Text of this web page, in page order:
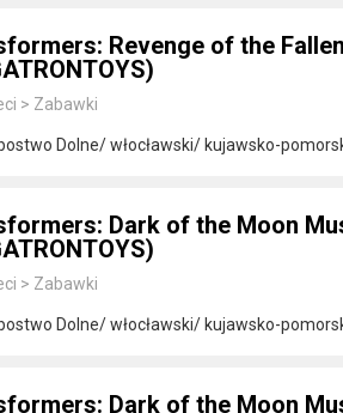
Revenge of the
> Zabawki
Dolne/ włocławski/ kujawsko-
Dark of the Moon
> Zabawki
Dolne/ włocławski/ kujawsko-
Dark of the Moon